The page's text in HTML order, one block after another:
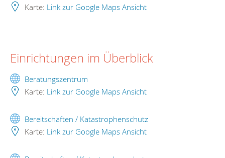
Karte: Link zur Google Maps Ansicht
Einrichtungen im Überblick
Beratungszentrum
Karte: Link zur Google Maps Ansicht
Bereitschaften / Katastrophenschutz
Karte: Link zur Google Maps Ansicht